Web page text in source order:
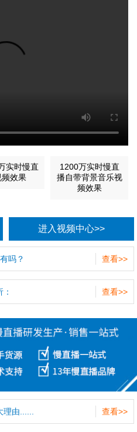
实时慢直
频效果
1200万实时慢直
播自带背景音乐视
频效果
进入视频中心>>
查看>>
吗？
查看>>
查看>>
由......